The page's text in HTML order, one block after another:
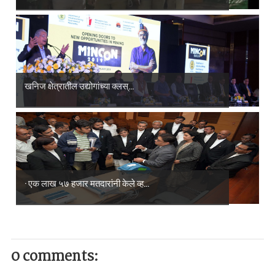
खनिज क्षेत्रातील उद्योगांच्या क्लस्...
· एक लाख ५७ हजार मतदारांनी केले व्ह...
0 comments: